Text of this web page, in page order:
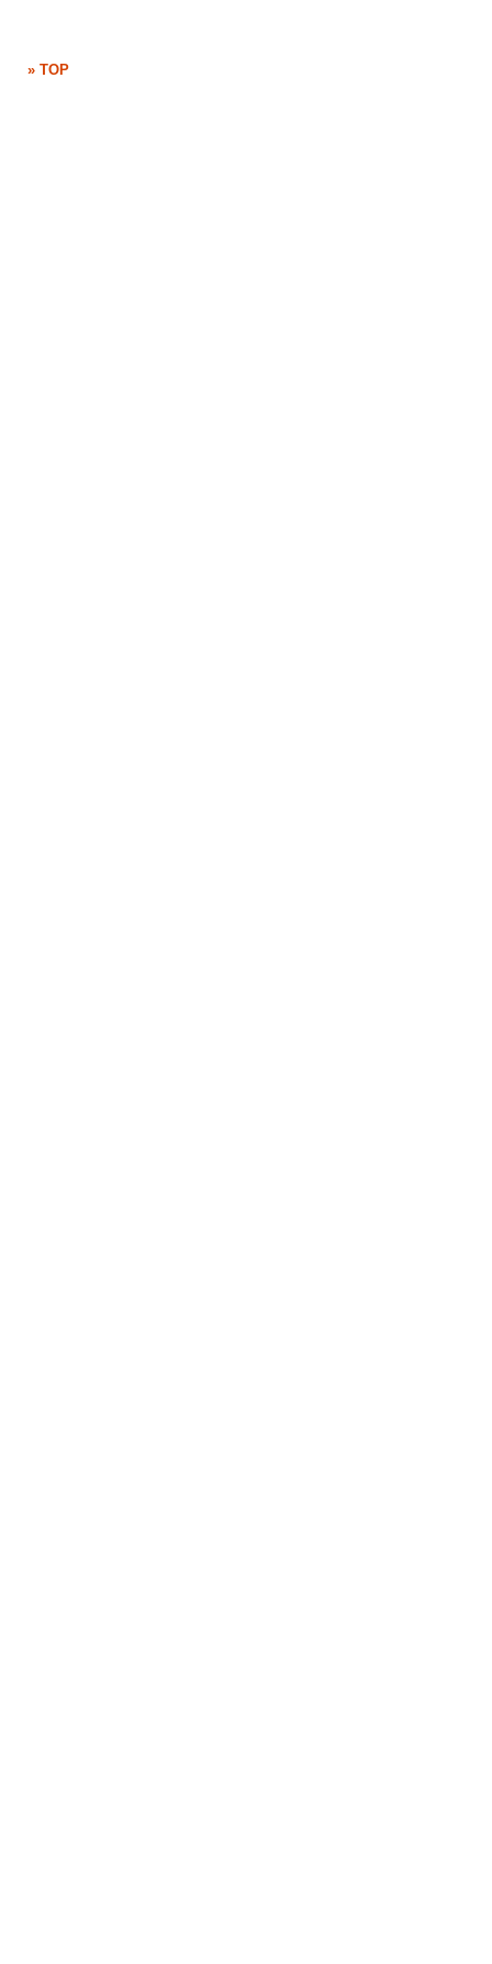
» TOP